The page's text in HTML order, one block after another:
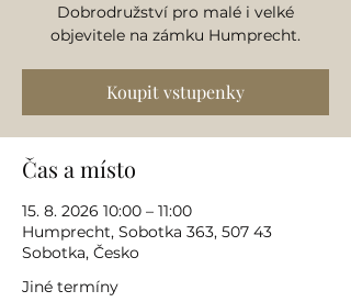
Dobrodružství pro malé i velké
objevitele na zámku Humprecht.
Koupit vstupenky
Čas a místo
15. 8. 2026 10:00 – 11:00
Humprecht, Sobotka 363, 507 43
Sobotka, Česko
Jiné termíny